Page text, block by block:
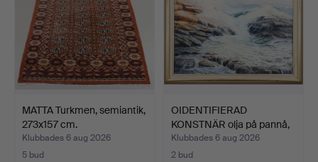
MATTA Turkmen, semiantik,
273x157 cm.
Klubbades 6 aug 2026
5 bud
OIDENTIFIERAD
KONSTNÄR olja på pannå,
sign…
Klubbades 6 aug 2026
2 bud